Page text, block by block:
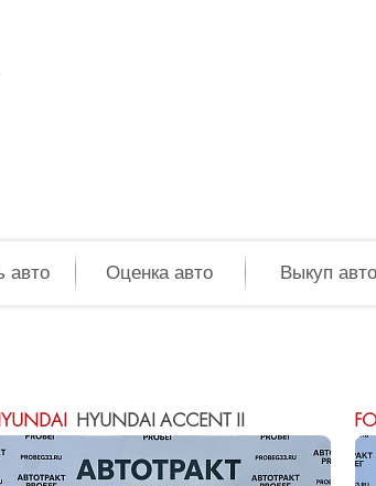
авто Оценка авто Выкуп авто
HYUNDAI ACCENT II